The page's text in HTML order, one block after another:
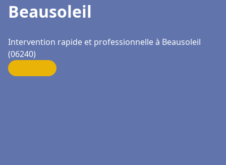
Beausoleil
Intervention rapide et professionnelle à Beausoleil
(06240)